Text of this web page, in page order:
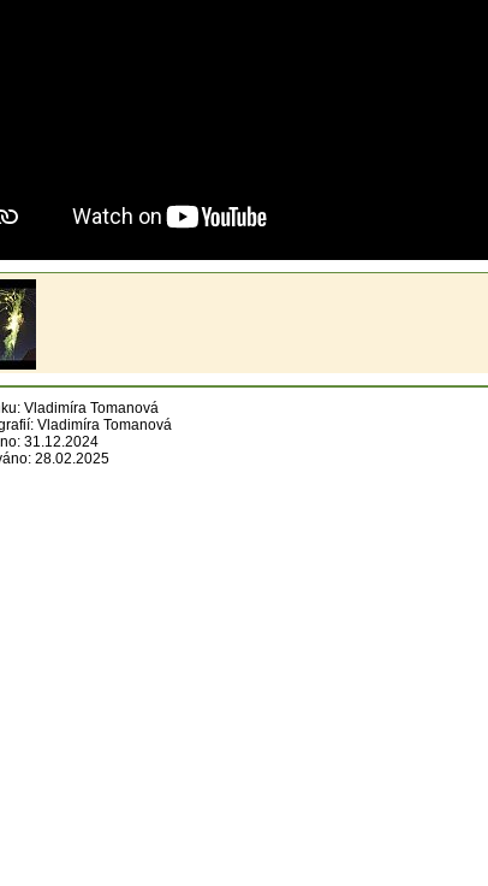
Vladimíra Tomanová
Vladimíra Tomanová
31.12.2024
28.02.2025